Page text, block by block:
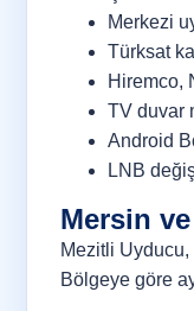
Merkezi
Türksat
Hiremco,
TV duvar
Android
LNB
Mersin
Mezitli
Bölgeye göre